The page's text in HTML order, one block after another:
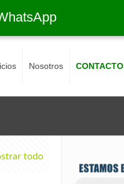
Nosotros CONTACTO
todo